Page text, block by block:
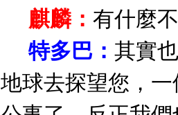
麒麟： 有什麼
特多巴： 其實
地球去探望您，